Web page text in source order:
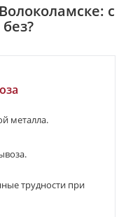
с
металла.
трудности при